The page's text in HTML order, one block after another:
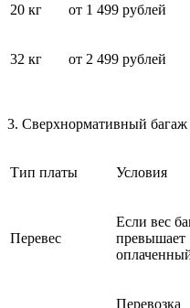
20 кг от 1 499 рублей
32 кг от 2 499 рублей
3. Сверхнормативный багаж
Тип платы Условия
Перевес
Если вес
превышает
Перевозка